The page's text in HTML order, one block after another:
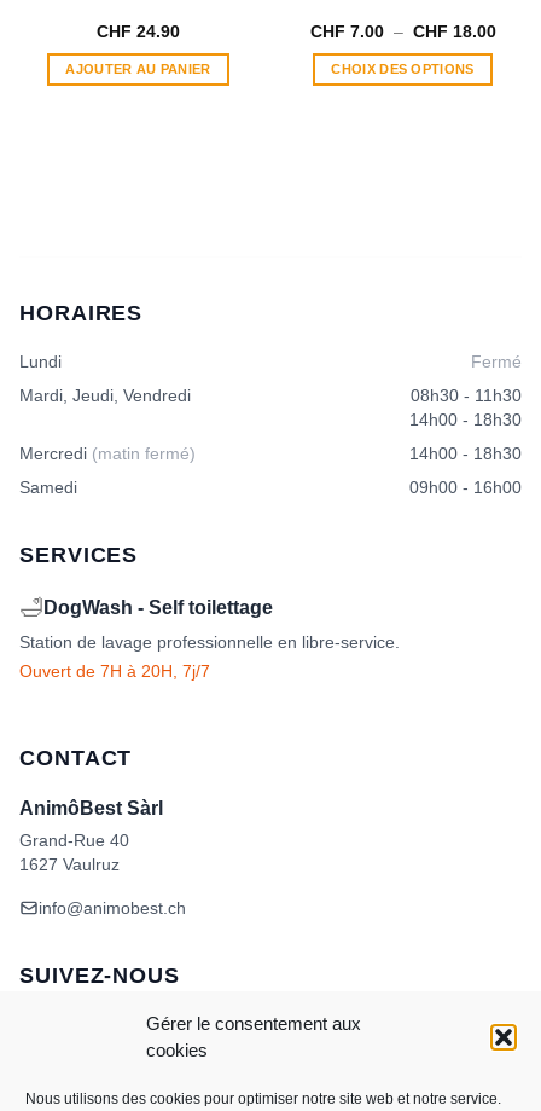
Gérer le consentement aux
cookies
Nous utilisons des cookies pour optimiser notre site web et notre service.
CHF 24.90
AJOUTER AU PANIER
CHF 7.00 – CHF 18.00Plage
CHOIX DES OPTIONS
page
du
HORAIRES
Lundi
Fermé
Mardi, Jeudi, Vendredi
08h30 - 11h30
14h00 - 18h30
Mercredi (matin fermé)
14h00 - 18h30
Samedi
09h00 - 16h00
SERVICES
🛁 DogWash - Self toilettage
Station de lavage professionnelle en libre-service.
Ouvert de 7H à 20H, 7j/7
CONTACT
AnimôBest Sàrl
Grand-Rue 40
1627 Vaulruz
info@animobest.ch
SUIVEZ-NOUS